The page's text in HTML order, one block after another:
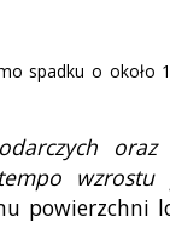
spadku o około
oraz
wzrostu
powierzchni